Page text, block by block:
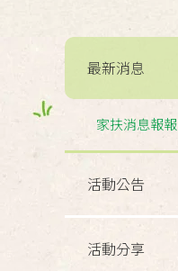
最新消息
家扶消息報報
活動公告
活動分享